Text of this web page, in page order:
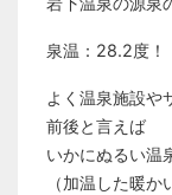
泉温：28.2度！
よく温泉施設や
前後と言えば
いかにぬるい温
（加温した暖か